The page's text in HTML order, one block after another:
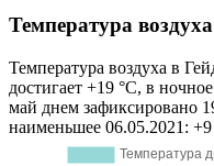
Температура
Температура воздуха в
достигает +19 °C, в
май днем зафиксировано
наименьшее 06.05.2021: +9